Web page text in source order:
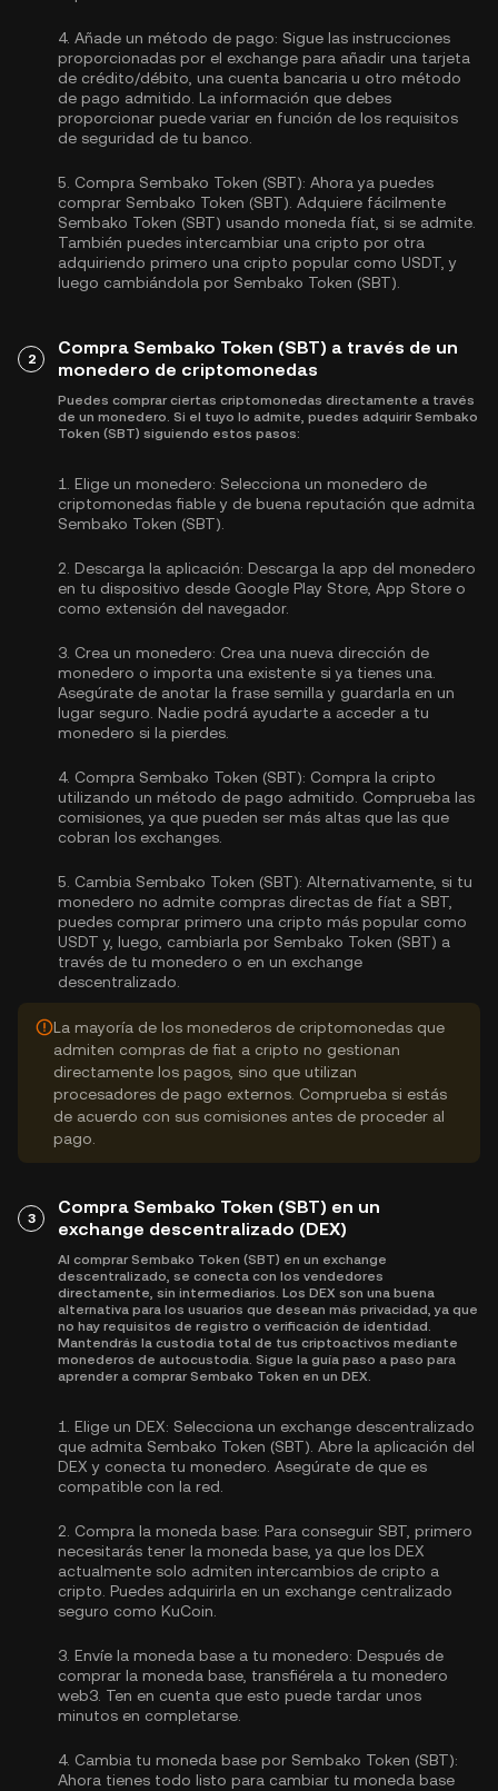
4. Añade un método de pago: Sigue las instrucciones
proporcionadas por el exchange para añadir una tarjeta
de crédito/débito, una cuenta bancaria u otro método
de pago admitido. La información que debes
proporcionar puede variar en función de los requisitos
de seguridad de tu banco.
5. Compra Sembako Token (SBT): Ahora ya puedes
comprar Sembako Token (SBT). Adquiere fácilmente
Sembako Token (SBT) usando moneda fíat, si se admite.
También puedes intercambiar una cripto por otra
adquiriendo primero una cripto popular como USDT , y
luego cambiándola por Sembako Token (SBT).
2
Compra Sembako Token (SBT) a través de un
monedero de criptomonedas
Puedes comprar ciertas criptomonedas directamente a través
de un monedero. Si el tuyo lo admite, puedes adquirir Sembako
Token (SBT) siguiendo estos pasos:
1. Elige un monedero: Selecciona un monedero de
criptomonedas fiable y de buena reputación que admita
Sembako Token (SBT).
2. Descarga la aplicación: Descarga la app del monedero
en tu dispositivo desde Google Play Store, App Store o
como extensión del navegador.
3. Crea un monedero: Crea una nueva dirección de
monedero o importa una existente si ya tienes una.
Asegúrate de anotar la frase semilla y guardarla en un
lugar seguro. Nadie podrá ayudarte a acceder a tu
monedero si la pierdes.
4. Compra Sembako Token (SBT): Compra la cripto
utilizando un método de pago admitido. Comprueba las
comisiones, ya que pueden ser más altas que las que
cobran los exchanges.
5. Cambia Sembako Token (SBT): Alternativamente, si tu
monedero no admite compras directas de fíat a SBT,
puedes comprar primero una cripto más popular como
USDT y, luego, cambiarla por Sembako Token (SBT) a
través de tu monedero o en un exchange
descentralizado.
La mayoría de los monederos de criptomonedas que
admiten compras de fiat a cripto no gestionan
directamente los pagos, sino que utilizan
procesadores de pago externos. Comprueba si estás
de acuerdo con sus comisiones antes de proceder al
pago.
3
Compra Sembako Token (SBT) en un
exchange descentralizado (DEX)
Al comprar Sembako Token (SBT) en un exchange
descentralizado, se conecta con los vendedores
directamente, sin intermediarios. Los DEX son una buena
alternativa para los usuarios que desean más privacidad, ya que
no hay requisitos de registro o verificación de identidad.
Mantendrás la custodia total de tus criptoactivos mediante
monederos de autocustodia. Sigue la guía paso a paso para
aprender a comprar Sembako Token en un DEX.
1. Elige un DEX: Selecciona un exchange descentralizado
que admita Sembako Token (SBT). Abre la aplicación del
DEX y conecta tu monedero. Asegúrate de que es
compatible con la red.
2. Compra la moneda base: Para conseguir SBT, primero
necesitarás tener la moneda base, ya que los DEX
actualmente solo admiten intercambios de cripto a
cripto. Puedes adquirirla en un exchange centralizado
seguro como KuCoin.
3. Envíe la moneda base a tu monedero: Después de
comprar la moneda base, transfiérela a tu monedero
web3. Ten en cuenta que esto puede tardar unos
minutos en completarse.
4. Cambia tu moneda base por Sembako Token (SBT):
Ahora tienes todo listo para cambiar tu moneda base